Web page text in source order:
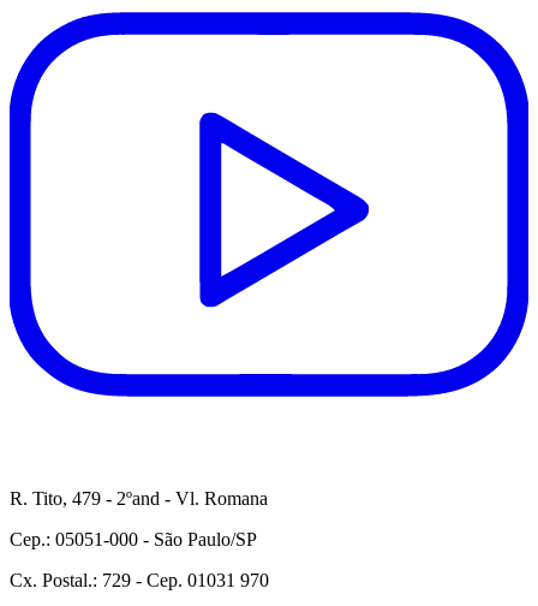
R. Tito, 479 - 2ºand - Vl. Romana
Cep.: 05051-000 - São Paulo/SP
Cx. Postal.: 729 - Cep. 01031 970